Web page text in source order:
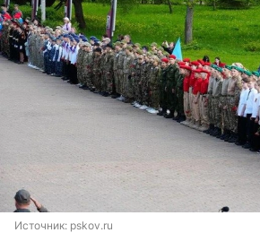
Источник: pskov.ru